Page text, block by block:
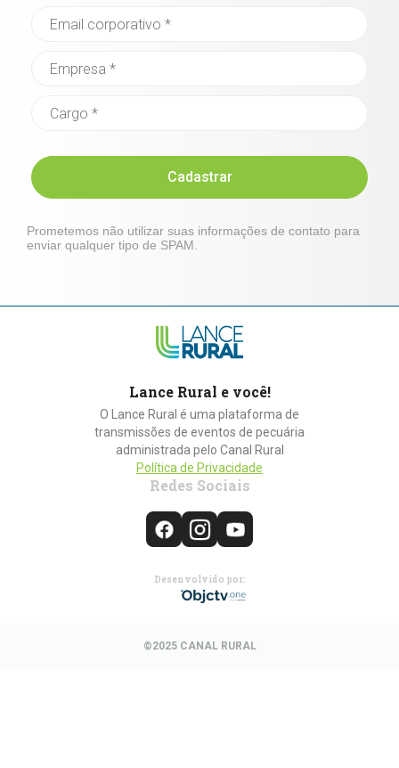
Cadastrar
Prometemos não utilizar suas informações de contato para
enviar qualquer tipo de SPAM.
Lance Rural e você!
O Lance Rural é uma plataforma de
transmissões de eventos de pecuária
administrada pelo Canal Rural
Política de Privacidade
Redes Sociais
Desenvolvido por:
©2025 CANAL RURAL